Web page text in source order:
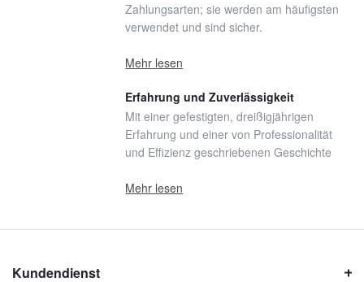
Zahlungsarten; sie werden am häufigsten
verwendet und sind sicher.
Mehr lesen
Erfahrung und Zuverlässigkeit
Mit einer gefestigten, dreißigjährigen
Erfahrung und einer von Professionalität
und Effizienz geschriebenen Geschichte
Mehr lesen
Kundendienst